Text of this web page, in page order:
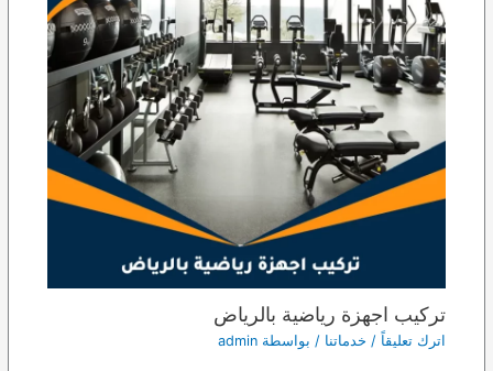
تركيب اجهزة رياضية بالرياض
اترك تعليقاً / خدماتنا / بواسطة admin